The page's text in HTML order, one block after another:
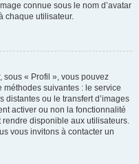
connue sous le nom d’avatar
chaque utilisateur.
sous « Profil », vous pouvez
suivantes : le service
distantes ou le transfert d’images
activer ou non la fonctionnalité
rendre disponible aux utilisateurs.
vous invitons à contacter un